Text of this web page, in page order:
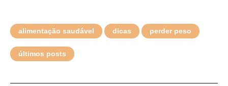
alimentação saudável dicas perder peso
últimos posts